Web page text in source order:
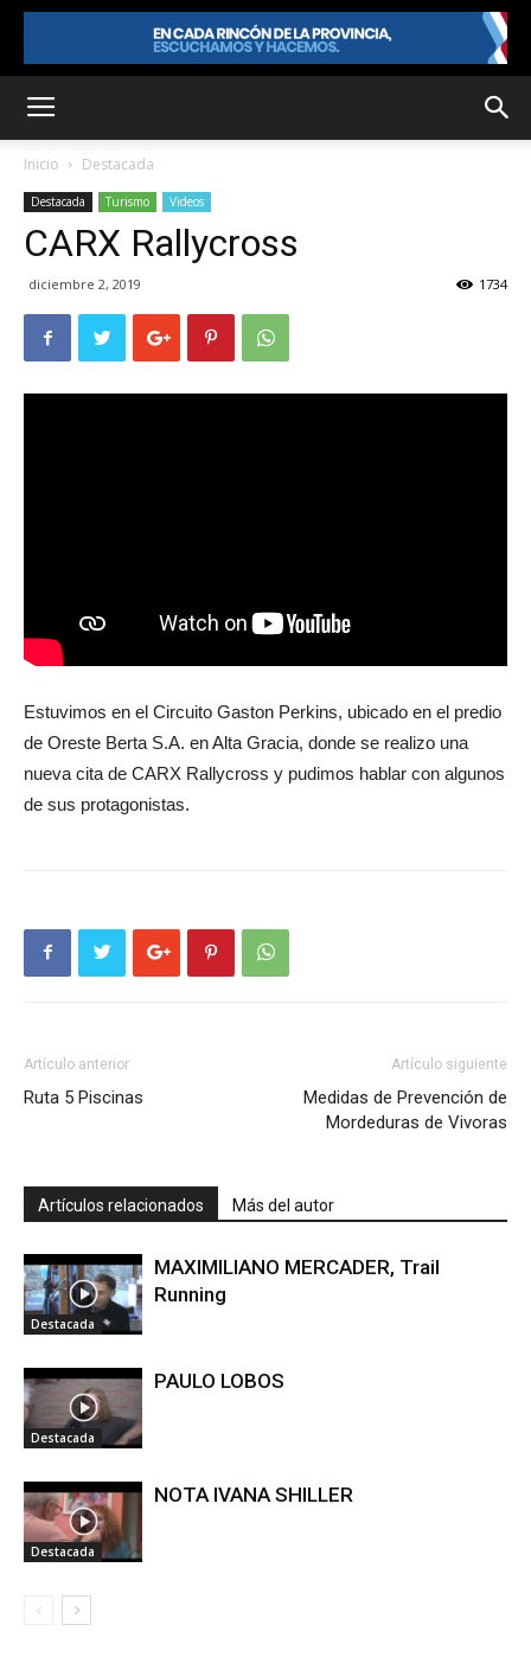
Inicio Destacada
Destacada Turismo Videos
CARX Rallycross
diciembre 2, 2019 1734
Estuvimos en el Circuito Gaston Perkins, ubicado en el predio
de Oreste Berta S.A. en Alta Gracia, donde se realizo una
nueva cita de CARX Rallycross y pudimos hablar con algunos
de sus protagonistas.
Artículo anterior
Ruta 5 Piscinas
Artículo siguiente
Medidas de Prevención de
Mordeduras de Vivoras
Artículos relacionados Más del autor
Destacada
MAXIMILIANO MERCADER, Trail
Running
Destacada
PAULO LOBOS
Destacada
NOTA IVANA SHILLER